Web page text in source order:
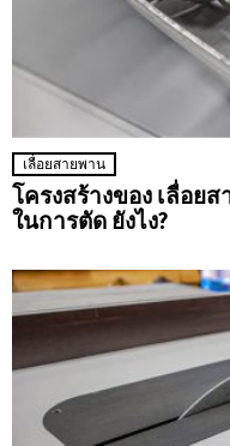
เลื่อยสายพาน
โครงสร้างของ เลื่อย
ในการตัด ยังไง?